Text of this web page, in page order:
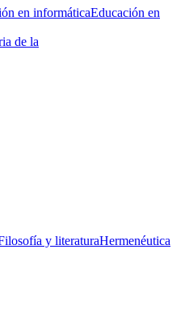
en informáticaEducación en
de la
y literaturaHermenéutica